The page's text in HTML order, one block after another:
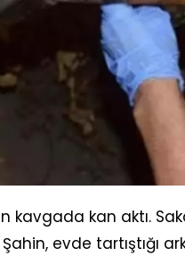
kavgada kan aktı.
evde tartıştığı